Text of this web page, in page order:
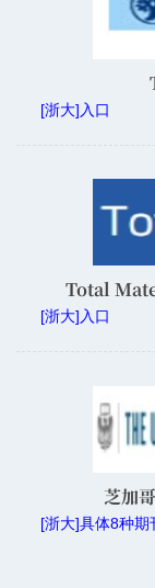
[浙大]入口
Total
[浙大]入口
芝加
[浙大]具体8种期